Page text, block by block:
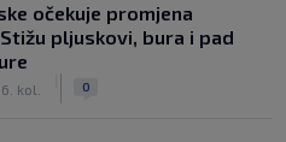
očekuje promjena
pljuskovi, bura i pad
6. kol. 0